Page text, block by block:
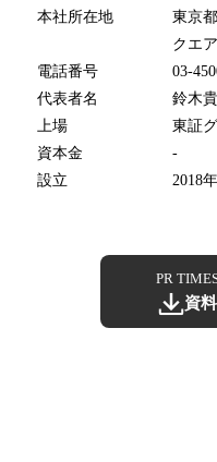
本社所在地
東京
クエ
電話番号
03-
代表者名
鈴木
上場
東証
資本金
-
設立
2018
PR
資